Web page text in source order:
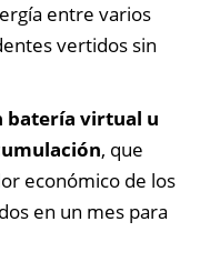
entre varios
vertidos sin
batería virtual u
, que
económico de los
en un mes para